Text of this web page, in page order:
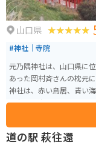
山口県
#神社｜寺院
元乃隅神社は、山口県に
あった岡村斉さんの枕元
神社は、赤い鳥居、青い
高台から海に向かって連
トルの賽銭箱が設置され
賽銭を放り投げてみてく
道の駅 萩往還